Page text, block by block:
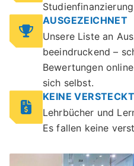
AUSGEZEICHNET
Unsere Liste an
beeindruckend –
Bewertungen
sich selbst.
KEINE
Lehrbücher und
Es fallen keine